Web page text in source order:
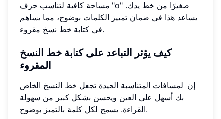
مساحة كافية لتناسب حرف "o" صغيرًا من خط يدك.
يساعد هذا في ضمان تمييز الكلمات بوضوح، مما يساهم
في كتابة خط نسخ مقروء.
كيف يؤثر التباعد على كتابة خط النسخ
المقروء
إن المسافات المتناسبة الجيدة تجعل خط النسخ الخاص
بك أسهل على العين ويحسن بشكل كبير من سهولة
القراءة. يسمح لكل كلمة بالتميز بوضوح.